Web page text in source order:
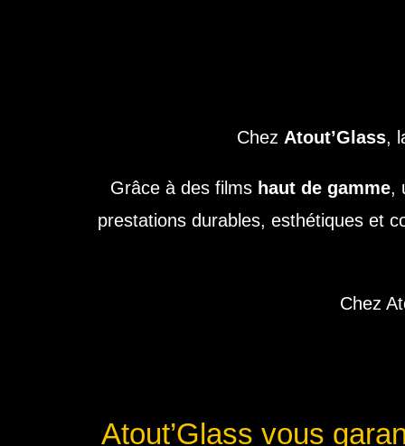
Chez Atout’Glass,
Grâce à des films haut de gamme,
prestations durables, esthétiques et
Chez
Atout’Glass vous